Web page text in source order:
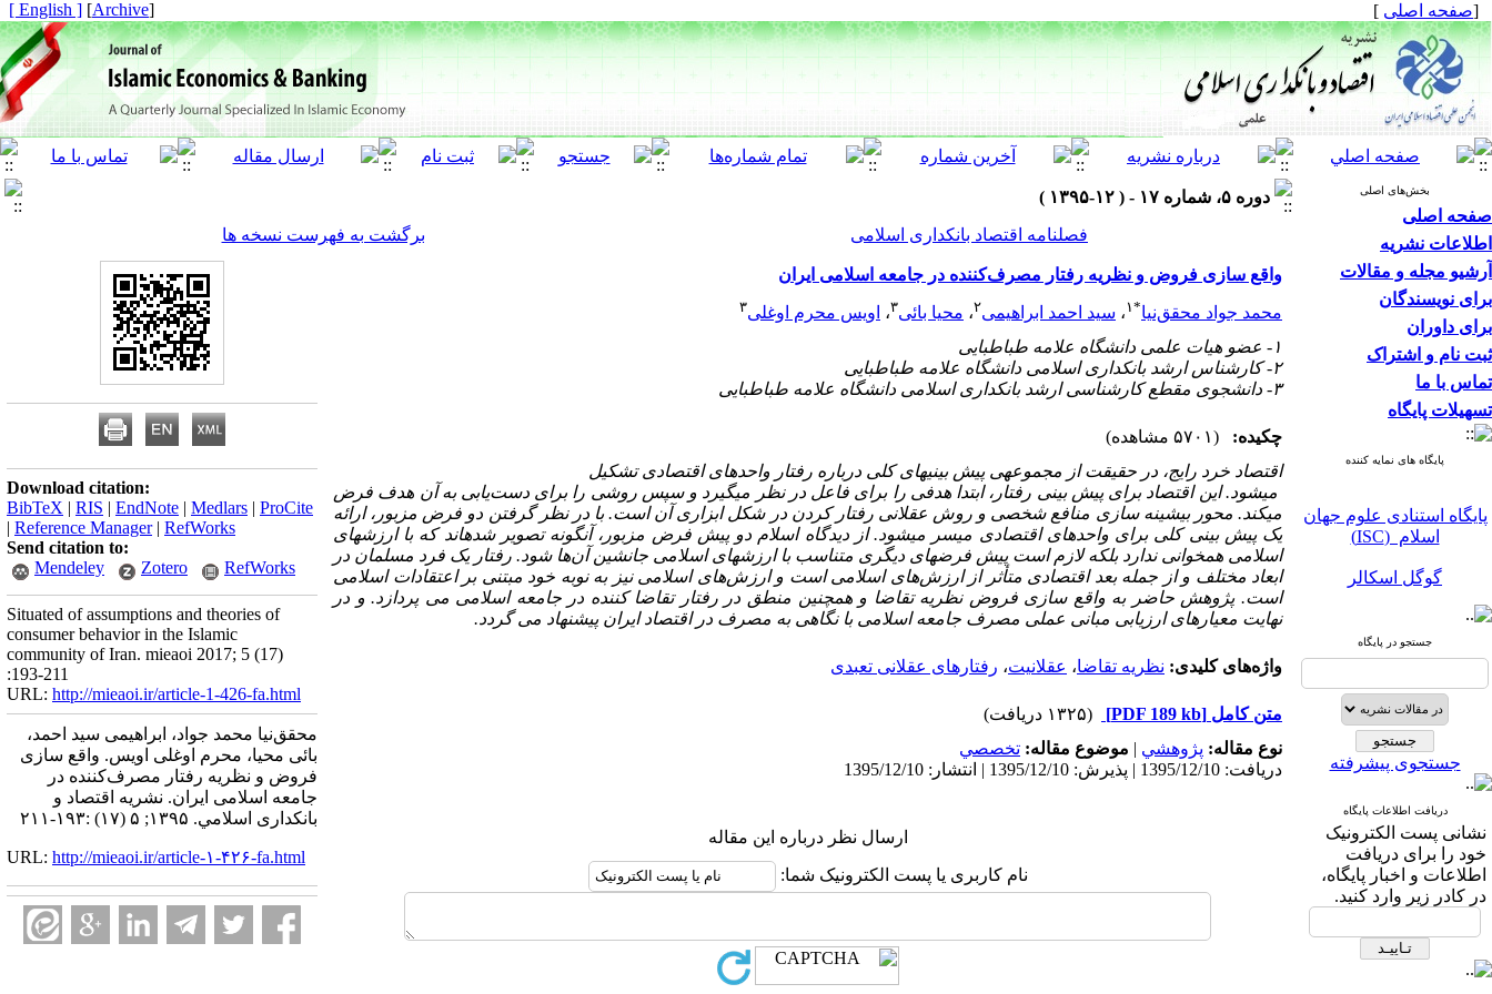
[صفحه اصلی ]
[
Archive
]
[ English ]
بخش‌های اصلی
صفحه اصلی
اطلاعات نشریه
آرشیو مجله و مقالات
برای نویسندگان
برای داوران
ثبت نام و اشتراک
تماس با ما
تسهیلات پایگاه
پایگاه های نمایه کننده
پایگاه استنادی علوم جهان
اسلام (ISC)
گوگل اسکالر
نورمگز
سیویلیکا
پایگاه استنادی علوم جهان
اسلام (ISC)
مگ ایران
جستجو در پایگاه
جستجوی پیشرفته
دریافت اطلاعات پایگاه
نشانی پست الکترونیک
خود را برای دریافت
اطلاعات و اخبار پایگاه،
در کادر زیر وارد کنید.
دوره ۵، شماره ۱۷ - ( ۱۲-۱۳۹۵ )
فصلنامه اقتصاد بانکداری اسلامی
برگشت به فهرست نسخه ها
واقع سازی فروض و نظریه رفتار مصرف‌کننده در جامعه اسلامی ایران
محمد جواد محقق‌نیا*۱ ، سید احمد ابراهیمی۲، محیا بائی۳، اویس محرم اوغلی۳
۱- عضو هیات علمی دانشگاه علامه طباطبایی
۲- کارشناس ارشد بانکداری اسلامی دانشگاه علامه طباطبایی
۳- دانشجوی مقطع کارشناسی ارشد بانکداری اسلامی دانشگاه علامه طباطبایی
چکیده:
(۵۷۰۱ مشاهده)
اقتصاد خرد رایج، در حقیقت از مجموعه­­ی پیش بینی­های کلی درباره رفتار واحدهای اقتصادی تشکیل
می­شود. این اقتصاد برای پیش بینی رفتار، ابتدا هدفی را برای فاعل در نظر می­گیرد و سپس روشی را برای دستیابی به آن هدف فرض
می­کند. محور بیشینه سازی منافع شخصی و روش عقلانی رفتار کردن در شکل ابزاری آن است. با در نظر گرفتن دو فرض مزبور، ارائه
یک پیش بینی کلی برای واحد­های اقتصادی میسر می­شود. از دیدگاه اسلام دو پیش فرض مزبور، آنگونه تصویر شده­اند که با ارزش­های
اسلامی همخوانی ندارد بلکه لازم است پیش فرض­های دیگری متناسب با ارزش­های اسلامی جانشین آنها شود. رفتار یک فرد مسلمان در
ابعاد مختلف و از جمله بعد اقتصادی متأثر از ارزشهای اسلامی است و ارزشهای اسلامی نیز به نوبه خود مبتنی بر اعتقادات اسلامی
است. پژوهش حاضر به واقع سازی فروض نظریه تقاضا و همچنین منطق در رفتار تقاضا کننده در جامعه اسلامی می پردازد. و در
نهایت معیارهای ارزیابی مبانی عملی مصرف جامعه اسلامی با نگاهی به مصرف در اقتصاد ایران پیشنهاد می گردد.
واژه‌های کلیدی: نظریه تقاضا، عقلانیت، رفتارهای عقلانی تعبدی
متن کامل [PDF 189 kb]
(۱۳۲۵ دریافت)
نوع مقاله: پژوهشي | موضوع مقاله: تخصصي
دریافت: 1395/12/10 | پذیرش: 1395/12/10 | انتشار: 1395/12/10
ارسال نظر درباره این مقاله
نام کاربری یا پست الکترونیک شما:
Download citation:
BibTeX | RIS | EndNote | Medlars | ProCite
| Reference Manager| RefWorks
Send citation to:
Mendeley
Zotero RefWorks
Situated of assumptions and theories of
consumer behavior in the Islamic
community of Iran. mieaoi 2017; 5 (17)
:193-211
URL: http://mieaoi.ir/article-1-426-fa.html
محقق‌نیا محمد جواد، ابراهیمی سید احمد،
بائی محیا، محرم اوغلی اویس. واقع سازی
فروض و نظریه رفتار مصرف‌کننده در
جامعه اسلامی ایران. نشریه اقتصاد و
بانکداری اسلامي. ۱۳۹۵; ۵ (۱۷) :۱۹۳-۲۱۱
URL: http://mieaoi.ir/article-۱-۴۲۶-fa.html